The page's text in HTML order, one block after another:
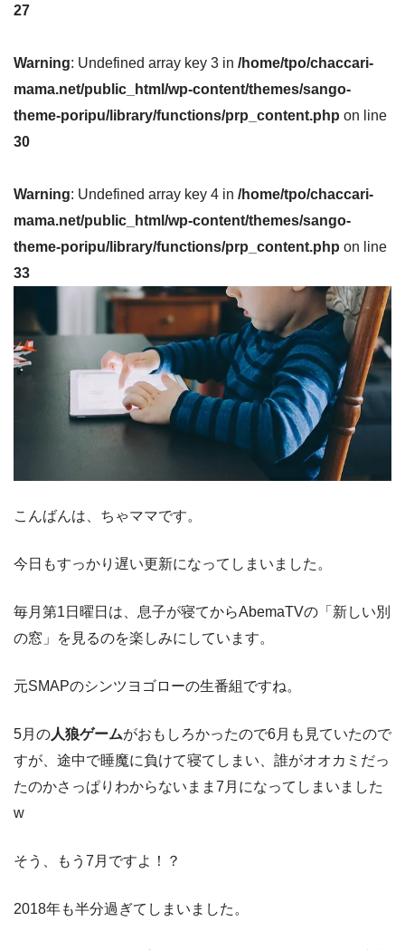
27
Warning: Undefined array key 3 in /home/tpo/chaccari-
mama.net/public_html/wp-content/themes/sango-
theme-poripu/library/functions/prp_content.php on line
30
Warning: Undefined array key 4 in /home/tpo/chaccari-
mama.net/public_html/wp-content/themes/sango-
theme-poripu/library/functions/prp_content.php on line
33
こんばんは、ちゃママです。
今日もすっかり遅い更新になってしまいました。
毎月第1日曜日は、息子が寝てからAbemaTVの「新しい別
の窓」を見るのを楽しみにしています。
元SMAPのシンツヨゴローの生番組ですね。
5月の人狼ゲームがおもしろかったので6月も見ていたので
すが、途中で睡魔に負けて寝てしまい、誰がオオカミだっ
たのかさっぱりわからないまま7月になってしまいました
w
そう、もう7月ですよ！？
2018年も半分過ぎてしまいました。